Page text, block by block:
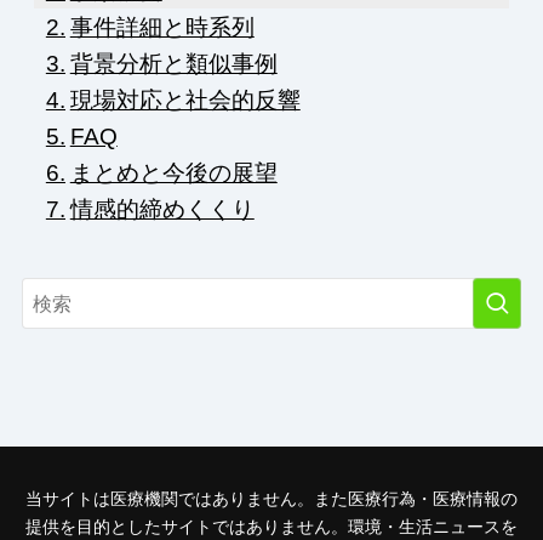
事件詳細と時系列
背景分析と類似事例
現場対応と社会的反響
FAQ
まとめと今後の展望
情感的締めくくり
当サイトは医療機関ではありません。また医療行為・医療情報の
提供を目的としたサイトではありません。環境・生活ニュースを